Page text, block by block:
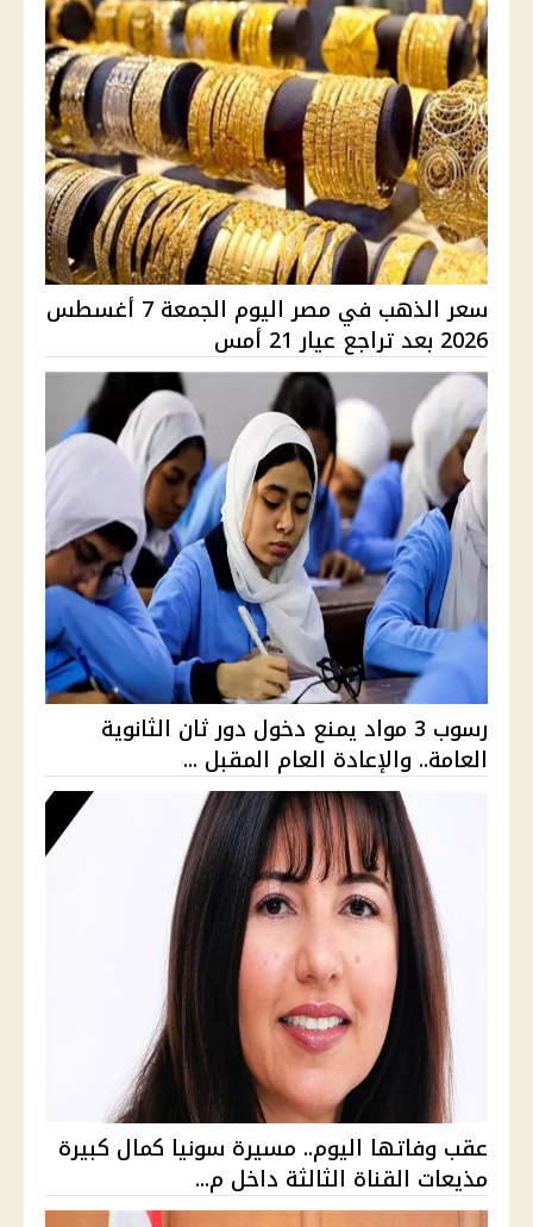
سعر الذهب في مصر اليوم الجمعة 7 أغسطس
2026 بعد تراجع عيار 21 أمس
رسوب 3 مواد يمنع دخول دور ثان الثانوية
العامة.. والإعادة العام المقبل ...
عقب وفاتها اليوم.. مسيرة سونيا كمال كبيرة
مذيعات القناة الثالثة داخل م...